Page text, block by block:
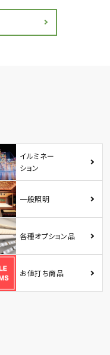
イルミネー
ション
一般照明
各種オプション品
お値打ち商品